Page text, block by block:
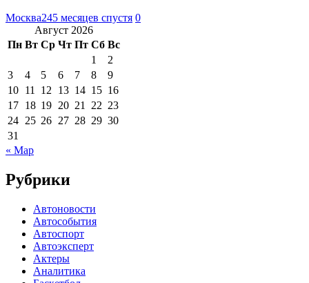
Москва245 месяцев спустя 0
Август 2026
Пн Вт Ср Чт Пт Сб Вс
1
2
3
4 5 6 7 8
9
10 11 12 13 14 15 16
17 18 19 20 21 22 23
24 25 26 27 28 29 30
31
« Мар
Рубрики
Автоновости
Автособытия
Автоспорт
Автоэксперт
Актеры
Аналитика